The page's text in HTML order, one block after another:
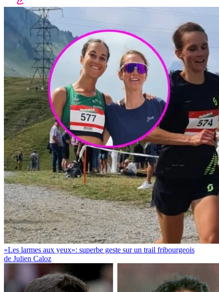
«Les larmes aux yeux»: superbe geste sur un trail fribourgeois
de Julien Caloz